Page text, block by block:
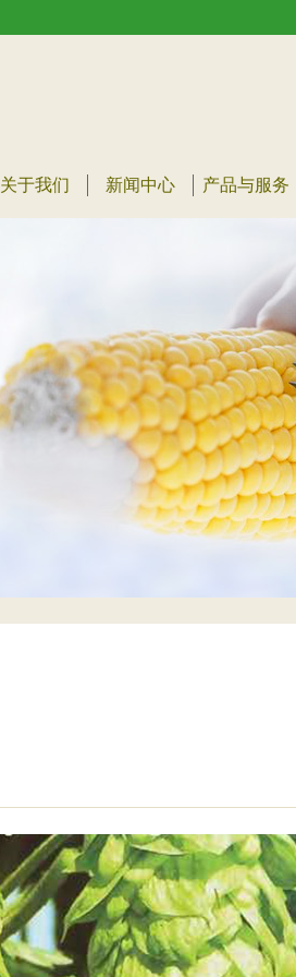
关于我们 新闻中心 产品与服务